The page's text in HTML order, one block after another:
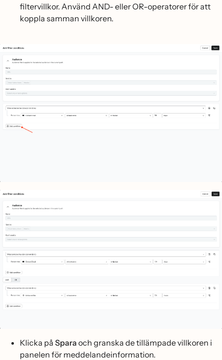
filtervillkor. Använd AND- eller OR-operatorer för att
koppla samman villkoren.
Klicka på Spara och granska de tillämpade villkoren i
panelen för meddelandeinformation.